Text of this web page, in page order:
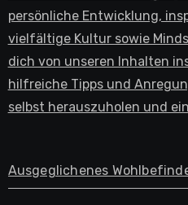
persönliche Entwicklung,
vielfältige Kultur sowie
dich von unseren Inhalten
hilfreiche Tipps und
selbst herauszuholen und
Ausgeglichenes